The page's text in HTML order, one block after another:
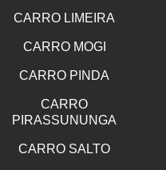
CARRO LIMEIRA
CARRO MOGI
CARRO PINDA
CARRO
PIRASSUNUNGA
CARRO SALTO